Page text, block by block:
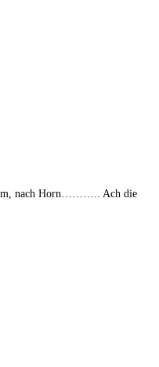
nach Horn……….. Ach die